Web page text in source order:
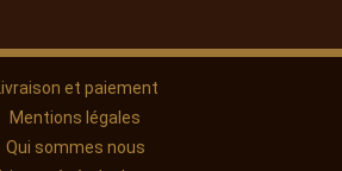
Livraison et paiement
Mentions légales
Qui sommes nous